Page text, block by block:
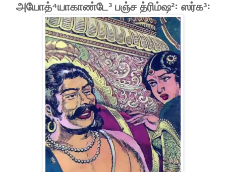
அயோத்⁴யாகாண்டே³ பஞ்ச த்ரிம்ஷ²꞉ ஸர்க³꞉